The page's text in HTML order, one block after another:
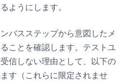
ようにします。
バスステップから意図したメ
ことを確認します。テストユ
信しない理由として、以下の
す（これらに限定されませ